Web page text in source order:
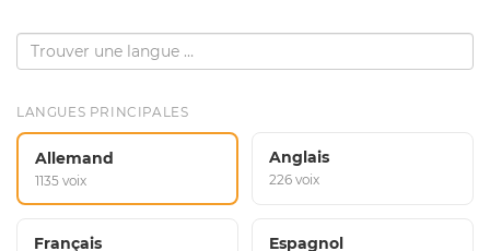
LANGUES PRINCIPALES
Allemand
1135 voix
Anglais
226 voix
Français Espagnol